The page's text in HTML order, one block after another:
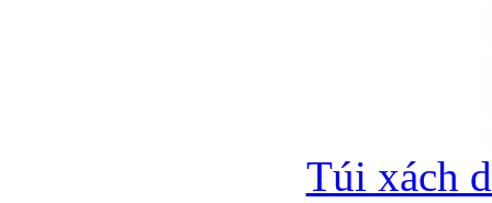
Túi xách